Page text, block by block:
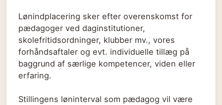
Lønindplacering sker efter overenskomst for
pædagoger ved daginstitutioner,
skolefritidsordninger, klubber mv., vores
forhåndsaftaler og evt. individuelle tillæg på
baggrund af særlige kompetencer, viden eller
erfaring.
Stillingens løninterval som pædagog vil være